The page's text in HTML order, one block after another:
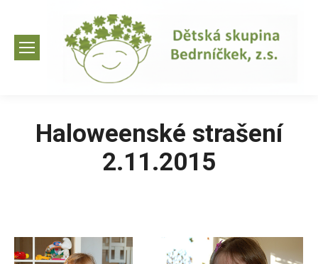
Haloweenské strašení
2.11.2015